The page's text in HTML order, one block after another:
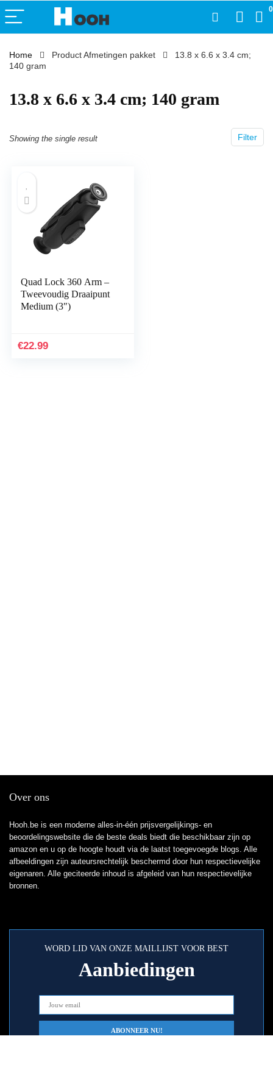
0
Home Product Afmetingen pakket
‎13.8 x 6.6 x 3.4 cm;
140 gram
‎13.8 x 6.6 x 3.4 cm; 140 gram
Filter
Showing the single result
Quad Lock 360 Arm –
Tweevoudig Draaipunt
Medium (3″)
€22.99
Over ons
Hooh.be is een moderne alles-in-één prijsvergelijkings- en
beoordelingswebsite die de beste deals biedt die beschikbaar zijn op
amazon en u op de hoogte houdt via de laatst toegevoegde blogs. Alle
afbeeldingen zijn auteursrechtelijk beschermd door hun respectievelijke
eigenaren. Alle geciteerde inhoud is afgeleid van hun respectievelijke
bronnen.
WORD LID VAN ONZE MAILLIJST VOOR BEST
Aanbiedingen